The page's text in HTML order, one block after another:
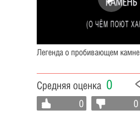
Легенда о пробивающем камне
Средняя оценка 0
0 0